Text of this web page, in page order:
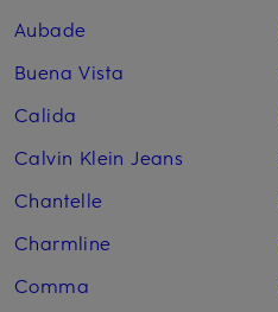
Aubade
Buena Vista
Calida
Calvin Klein Jeans
Chantelle
Charmline
Comma